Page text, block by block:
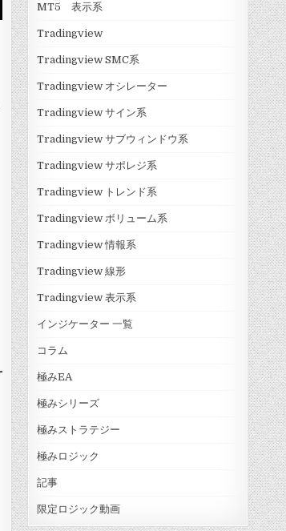
MT5 表示系
Tradingview
Tradingview SMC系
Tradingview オシレーター
Tradingview サイン系
Tradingview サブウィンドウ系
Tradingview サポレジ系
Tradingview トレンド系
Tradingview ボリューム系
Tradingview 情報系
Tradingview 線形
Tradingview 表示系
インジケーター 一覧
コラム
極みEA
極みシリーズ
極みストラテジー
極みロジック
記事
限定ロジック動画